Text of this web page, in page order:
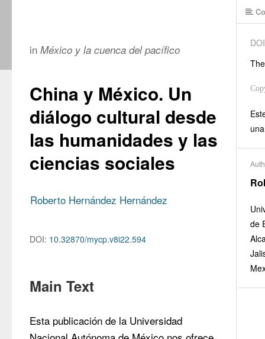
in México y la cuenca del pacífico
China y México. Un
diálogo cultural desde
las humanidades y las
ciencias sociales
Roberto Hernández Hernández
DOI: 10.32870/mycp.v8i22.594
Main Text
Esta publicación de la Universidad
DOI
de